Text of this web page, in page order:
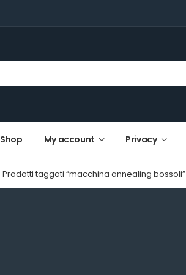
Shop My account Privacy
Prodotti taggati “macchina annealing bossoli”